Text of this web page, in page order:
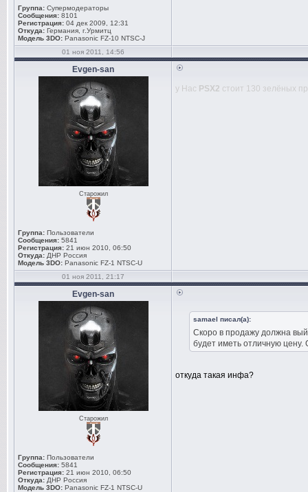
Группа: Супермодераторы
Сообщения: 8101
Регистрация: 04 дек 2009, 12:31
Откуда: Германия, г.Урмитц
Модель 3DO: Panasonic FZ-10 NTSC-J
01 ноя 2011, 14:56
Evgen-san
Старожил
Группа: Пользователи
Сообщения: 5841
Регистрация: 21 июн 2010, 06:50
Откуда: ДНР Россия
Модель 3DO: Panasonic FZ-1 NTSC-U
у Нас PSX2 стоит 130 зелёных
01 ноя 2011, 21:17
Evgen-san
Старожил
Группа: Пользователи
Сообщения: 5841
Регистрация: 21 июн 2010, 06:50
Откуда: ДНР Россия
Модель 3DO: Panasonic FZ-1 NTSC-U
samael писал(а):
Скоро в продажу должна
будет иметь отличную цену.
откуда такая инфа?